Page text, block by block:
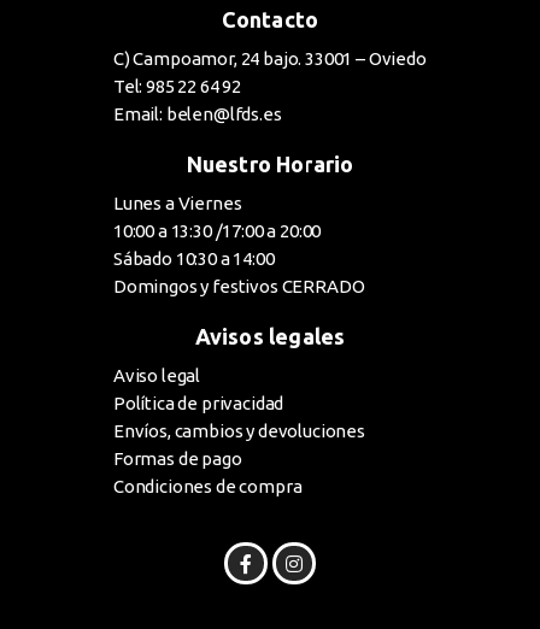
Contacto
C) Campoamor, 24 bajo. 33001 – Oviedo
Tel: 985 22 64 92
Email: belen@lfds.es
Nuestro Horario
Lunes a Viernes
10:00 a 13:30 /17:00 a 20:00
Sábado 10:30 a 14:00
Domingos y festivos CERRADO
Avisos legales
Aviso legal
Política de privacidad
Envíos, cambios y devoluciones
Formas de pago
Condiciones de compra